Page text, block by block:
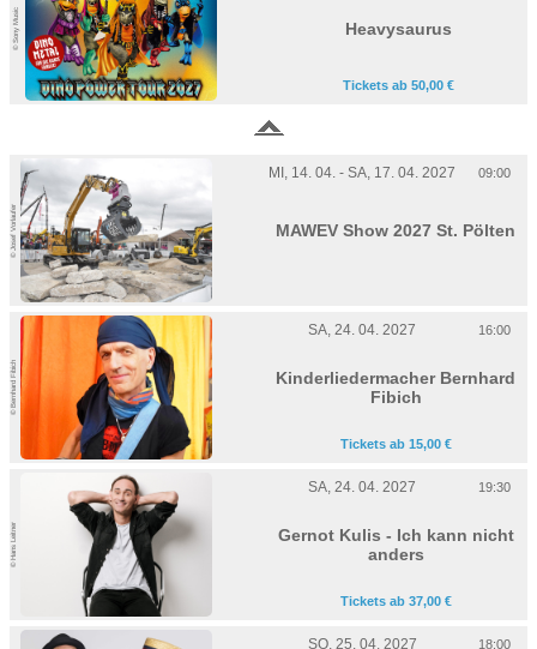
© Sony Music Heavysaurus
Tickets ab 50,00 €
© Josef Vorlaufer
MI, 14. 04. - SA, 17. 04. 2027 09:00
MAWEV Show 2027 St. Pölten
© Bernhard Fibich
SA, 24. 04. 2027 16:00
Kinderliedermacher Bernhard
Fibich
Tickets ab 15,00 €
© Hans Leitner
SA, 24. 04. 2027 19:30
Gernot Kulis - Ich kann nicht
anders
Tickets ab 37,00 €
SO, 25. 04. 2027 18:00